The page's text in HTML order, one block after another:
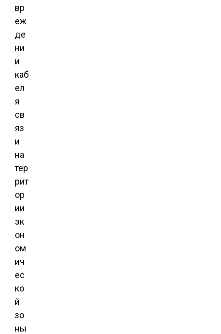
вр
еж
де
ни
и
каб
ел
я
св
яз
и
на
тер
рит
ор
ии
эк
он
ом
ич
ес
ко
й
зо
ны